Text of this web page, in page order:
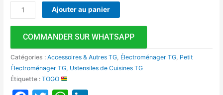
Ajouter au panier
COMMANDER SUR WHATSAPP
Catégories :Accessoires & Autres TG Électroménager TG Petit
Électroménager TG Ustensiles de Cuisines TG
Étiquette :TOGO